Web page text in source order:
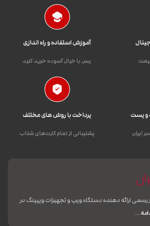
آموزش استفاده و راه اندازی
پس با خیال آسوده خرید کنید
و پست
ایران
پرداخت با روش های مختلف
پشتیبانی از تمام کارت‌های شتاب
رسمی ارائه دهنده دستگاه ویپ و تجهیزات ویپینگ در